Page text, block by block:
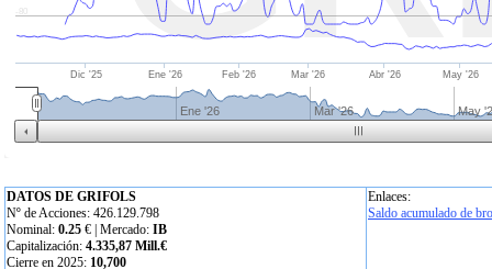
DATOS DE GRIFOLS
Nº de Acciones: 426.129.798
Nominal: 0.25 € | Mercado: IB
Capitalización: 4.335,87 Mill.€
Cierre en 2025: 10,700
Enlaces:
Saldo acumulado de